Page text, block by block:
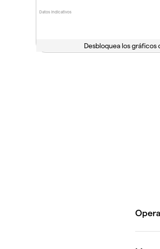
Datos indicativos
Desbloquea los